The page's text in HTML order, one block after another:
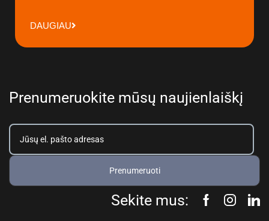
DAUGIAU
Prenumeruokite mūsų naujienlaiškį
Prenumeruoti
Sekite mus: